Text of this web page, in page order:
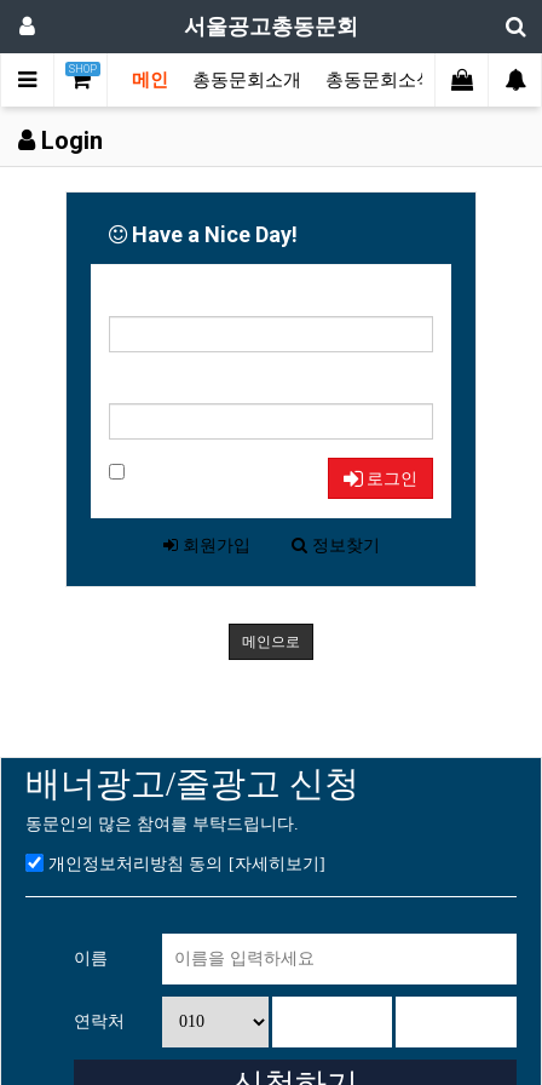
서울공고총동문회
SHOP
메인 총동문회소개 총동문회소식 동문한마
Login
Have a Nice Day!
로그인
회원가입 정보찾기
메인으로
배너광고/줄광고 신청
동문인의 많은 참여를 부탁드립니다.
개인정보처리방침 동의 [자세히보기]
이름
연락처